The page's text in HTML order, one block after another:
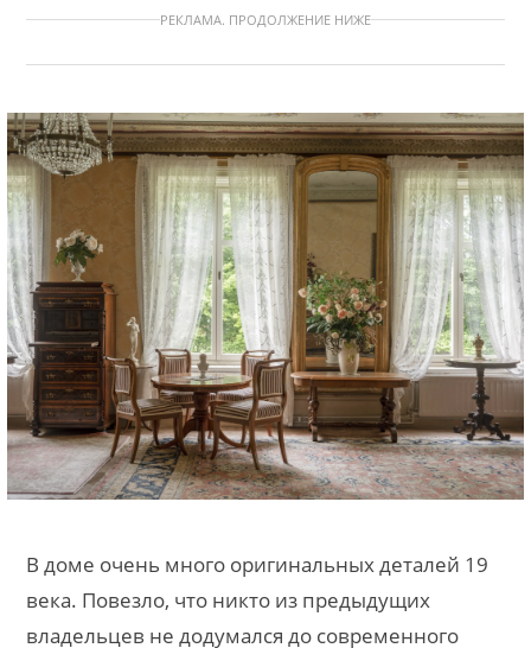
РЕКЛАМА. ПРОДОЛЖЕНИЕ НИЖЕ
В доме очень много оригинальных деталей 19
века. Повезло, что никто из предыдущих
владельцев не додумался до современного